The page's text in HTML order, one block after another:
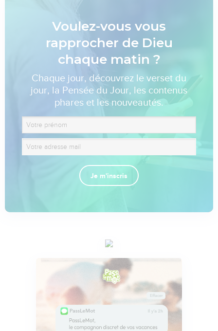
Voulez-vous vous
rapprocher de Dieu
chaque matin ?
Chaque jour, découvrez le verset du
jour, la Pensée du Jour, les contenus
phares et les nouveautés.
Je m'inscris